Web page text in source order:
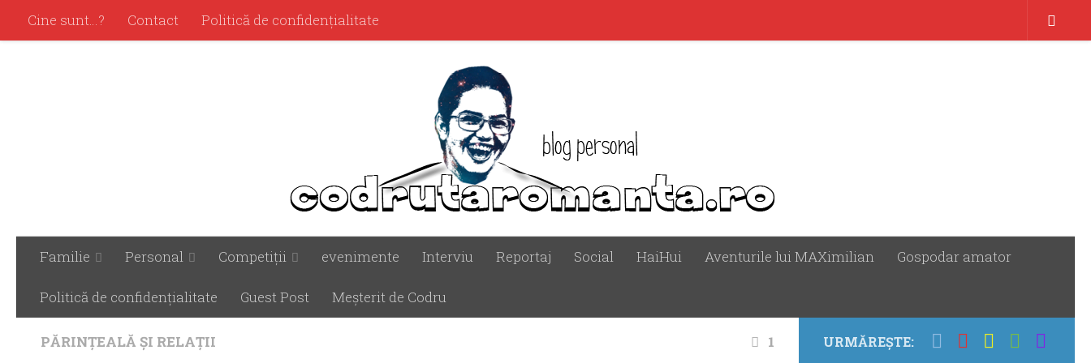
Cine sunt…? Contact Politică de confidenţialitate
Familie Personal Competiţii evenimente Interviu Reportaj Social HaiHui Aventurile lui MAXimilian Gospodar amator
Politică de confidenţialitate Guest Post Meşterit de Codru
PĂRINŢEALĂ ŞI RELAŢII 1 URMĂREȘTE: